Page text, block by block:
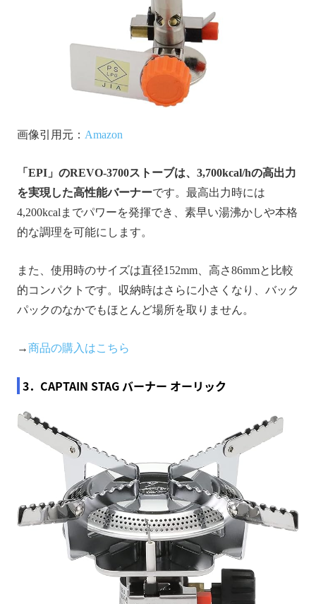
画像引用元： Amazon
「EPI」のREVO-3700ストーブは、3,700kcal/hの高出力
を実現した高性能バーナーです。最高出力時には
4,200kcalまでパワーを発揮でき、素早い湯沸かしや本格
的な調理を可能にします。
また、使用時のサイズは直径152mm、高さ86mmと比較
的コンパクトです。収納時はさらに小さくなり、バック
パックのなかでもほとんど場所を取りません。
→商品の購入はこちら
3．CAPTAIN STAG バーナー オーリック